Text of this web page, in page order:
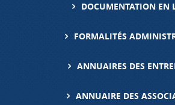
DOCUMENTATION EN
FORMALITÉS
ANNUAIRES DES
ANNUAIRE DES